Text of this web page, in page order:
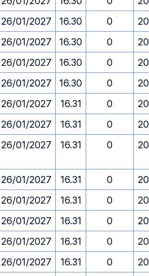
26/01/2027 16.30 0
26/01/2027 16.30 0
26/01/2027 16.30 0
26/01/2027 16.30 0
26/01/2027 16.31 0
26/01/2027 16.31 0
26/01/2027 16.31 0
26/01/2027 16.31 0
26/01/2027 16.31 0
26/01/2027 16.31 0
26/01/2027 16.31 0
26/01/2027 16.31 0